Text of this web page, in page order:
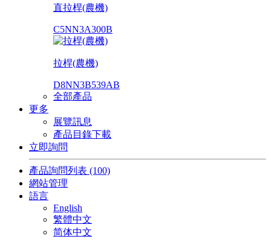
直拉桿(農機)
C5NN3A300B
拉桿(農機)
D8NN3B539AB
全部產品
更多
展覽訊息
產品目錄下載
立即詢問
產品詢問列表 (100)
網站管理
語言
English
繁體中文
简体中文